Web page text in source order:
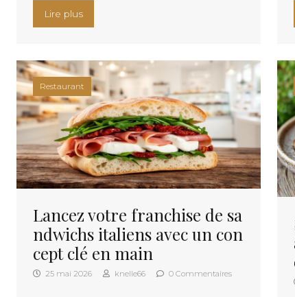
Lire plus« Velouté de champignons Thermomix :
Restaurant
Lancez votre franchise de sa
ndwichs italiens avec un con
cept clé en main
25 mai 2026 knelle66 0 Commentaires